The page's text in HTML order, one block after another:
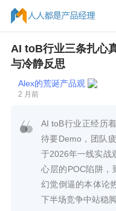
AI toB行业三条扎心
与冷静反思
Alex的荒诞产品观
2 月前
AI toB行业正经历
待要Demo，团队
于2026年一线实战
心层的POC陷阱，
幻觉倒逼的本体论
下半场竞争中站稳脚